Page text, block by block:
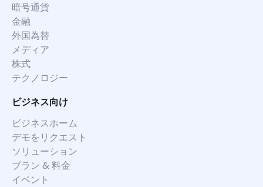
暗号通貨
金融
外国為替
メディア
株式
テクノロジー
ビジネス向け
ビジネスホーム
デモをリクエスト
ソリューション
プラン & 料金
イベント